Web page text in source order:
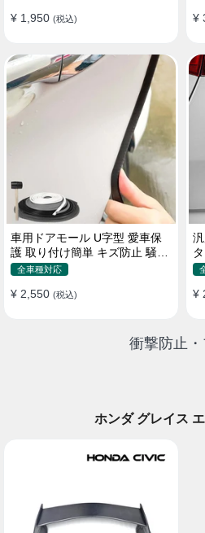
¥ 1,950 (税込) ¥
車用ドアモール U字型 愛車保
護 取り付け簡単 キズ防止 騒音
低減 5m バンパーストリップ
全車種対応
¥ 2,550 (税込) ¥
衝撃防止
ホンダ グレイス